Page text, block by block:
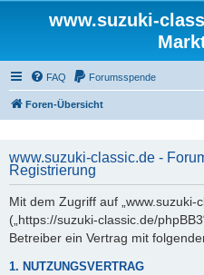
www.suzuki-
FAQ Forumsspende
Foren-Übersicht
www.suzuki-classic.de -
Registrierung
Mit dem Zugriff auf
(„https://suzuki-classic.de/
Betreiber ein Vertrag mit
1. NUTZUNGSVERTRAG